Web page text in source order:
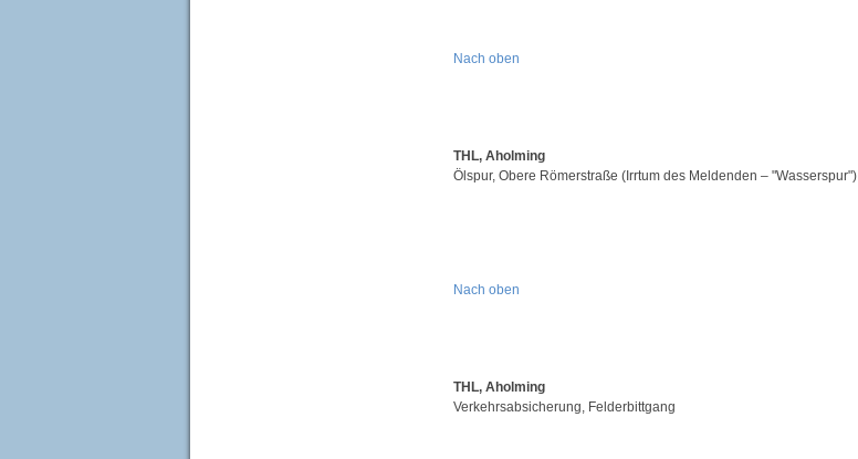
Nach oben
THL, Aholming
Ölspur, Obere Römerstraße (Irrtum des Meldenden – "Wasserspur")
Nach oben
THL, Aholming
Verkehrsabsicherung, Felderbittgang